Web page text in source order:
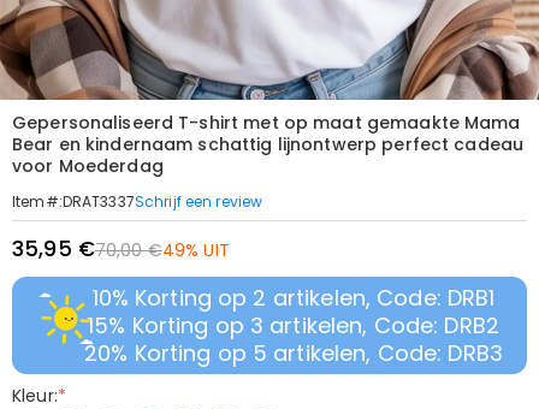
Gepersonaliseerd T-shirt met op maat gemaakte Mama
Bear en kindernaam schattig lijnontwerp perfect cadeau
voor Moederdag
Item#:DRAT3337Schrijf een review
35,95 €70,00 €49% UIT
10% Korting op 2 artikelen, Code: DRB1
15% Korting op 3 artikelen, Code: DRB2
20% Korting op 5 artikelen, Code: DRB3
Kleur:*